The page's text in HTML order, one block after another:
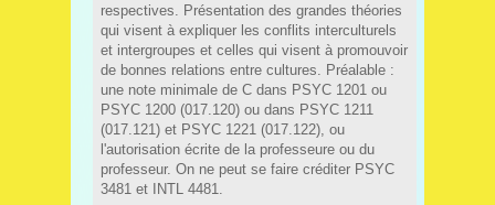
respectives. Présentation des grandes théories
qui visent à expliquer les conflits interculturels
et intergroupes et celles qui visent à promouvoir
de bonnes relations entre cultures. Préalable :
une note minimale de C dans PSYC 1201 ou
PSYC 1200 (017.120) ou dans PSYC 1211
(017.121) et PSYC 1221 (017.122), ou
l'autorisation écrite de la professeure ou du
professeur. On ne peut se faire créditer PSYC
3481 et INTL 4481.